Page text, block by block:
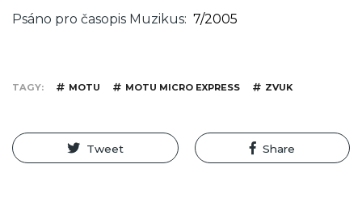
Psáno pro časopis Muzikus 7/2005
TAGY MOTU MOTU MICRO EXPRESS ZVUK
Tweet Share